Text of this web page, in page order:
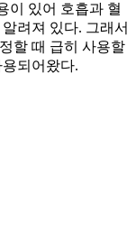
이 있어 호흡과 혈
려져 있다. 그래서
할 때 급히 사용할
되어왔다.